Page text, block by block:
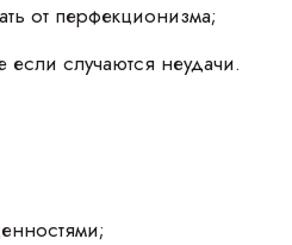
от перфекционизма;
если случаются неудачи.